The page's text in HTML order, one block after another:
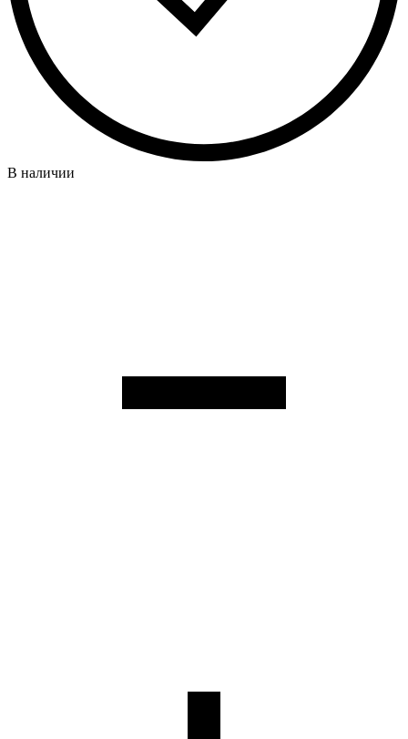
В наличии